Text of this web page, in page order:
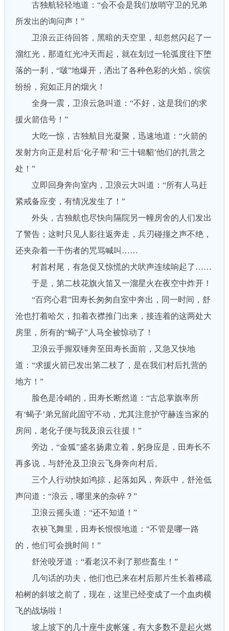
古独航轻轻地道：“会不会是我们放哨守卫的兄弟
所发出的询问声！”
卫浪云正待回答，黑暗的天空里，却忽然闪起了一
溜红光，那道红光冲天而起，就在划过一轮弧度往下堕
落的一刹，“啵”地爆开，洒出了各种色彩的火焰，缤缤
纷纷，宛如正月的烟火！
全身一震，卫浪云急叫道：“不好，这是我们的求
援火箭信号！”
大吃一惊，古独航目光凝聚，迅速地道：“火箭的
发射方向正是村后‘化子帮’和‘三十锦貂’他们的扎营之
处！”
立即回身奔向室内，卫浪云大叫道：“所有人马赶
紧戒备应变，有情况发生了！”
外头，古独航也尽快向隔院另一幢房舍的人们发出
了警告；这时只见人影往返奔走，兵刃碰撞之声不绝，
还夹杂着一干伤者的咒骂喊叫……
村首村尾，有急促又惊慌的犬吠声连续响起了……
于是，第二枝花旗火笛又一溜星火在夜空中炸开！
“百窍心君”田寿长匆匆自室中奔出，同一时间，舒
沧也打着哈欠，扣着衣襟推门出来，接连着的这两处大
房里，所有的“蝎子”人马全被惊动了！
卫浪云手握双锤奔至田寿长面前，又急又快地
道：“求援火箭已发出第二枝了，是在我们村后扎营的
地方！”
脸色是冷峭的，田寿长断然道：“古总掌旗率所
有‘蝎子’弟兄留此固守不动，尤其注意护守赫连当家的
房间，老化子便与我及浪云往援！”
旁边，“金狐”盛名扬肃立着，躬身应是，田寿长不
再多说，与舒沧及卫浪云飞身奔向村后。
三个人行动快如鸿掠，起落如风，奔跃中，舒沧低
声问道：“浪云，哪里来的杂碎？”
卫浪云摇头道：“还不知道！”
衣袂飞舞里，田寿长恨恨地道：“不管是哪一路
的，他们可会挑时间！”
舒沧咬牙道：“看老汉不剥了那些畜生！”
几句话的功夫，他们也已来在村后那片生长着稀疏
柏树的斜坡之前了，现在，这里已经变成了一个血肉横
飞的战场啦！
坡上坡下的几十座牛皮帐篷，有大多数不是起火燃